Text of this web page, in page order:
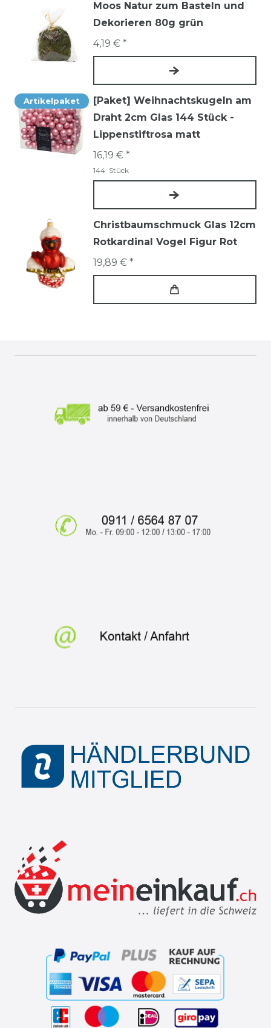
Moos Natur zum Basteln und
Dekorieren 80g grün
4,19 € *
Artikelpaket
[Paket] Weihnachtskugeln am
Draht 2cm Glas 144 Stück -
Lippenstiftrosa matt
16,19 € *
144 Stück
Christbaumschmuck Glas 12cm
Rotkardinal Vogel Figur Rot
19,89 € *